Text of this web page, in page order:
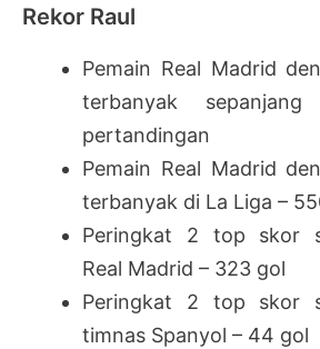
Rekor Raul
Pemain Real Madrid
terbanyak
pertandingan
Pemain Real Madrid
terbanyak di La Liga –
Peringkat 2 top skor
Real Madrid – 323 gol
Peringkat 2 top skor
timnas Spanyol – 44 gol